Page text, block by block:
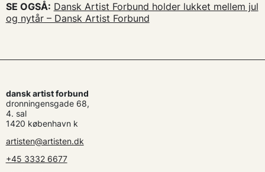
SE OGSÅ: Dansk Artist Forbund holder lukket mellem jul
og nytår – Dansk Artist Forbund
dansk artist forbund
dronningensgade 68,
4. sal
1420 københavn k
artisten@artisten.dk
+45 3332 6677